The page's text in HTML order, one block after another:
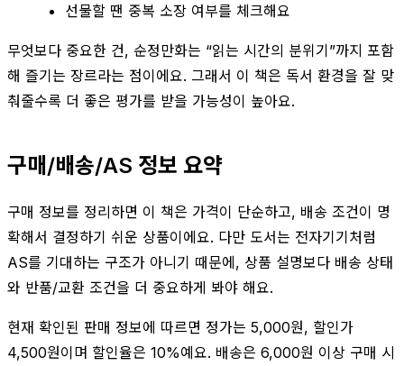
선물할 땐 중복 소장 여부를 체크해요
무엇보다 중요한 건, 순정만화는 “읽는 시간의 분위기”까지 포함
해 즐기는 장르라는 점이에요. 그래서 이 책은 독서 환경을 잘 맞
춰줄수록 더 좋은 평가를 받을 가능성이 높아요.
구매/배송/AS 정보 요약
구매 정보를 정리하면 이 책은 가격이 단순하고, 배송 조건이 명
확해서 결정하기 쉬운 상품이에요. 다만 도서는 전자기기처럼
AS를 기대하는 구조가 아니기 때문에, 상품 설명보다 배송 상태
와 반품/교환 조건을 더 중요하게 봐야 해요.
현재 확인된 판매 정보에 따르면 정가는 5,000원, 할인가
4,500원이며 할인율은 10%예요. 배송은 6,000원 이상 구매 시